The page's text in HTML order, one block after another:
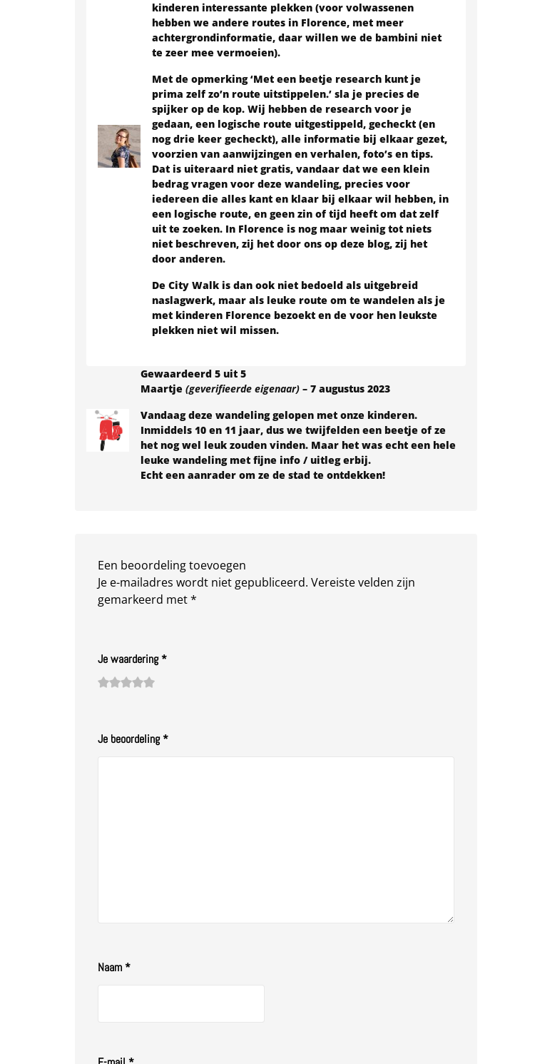
kinderen interessante plekken (voor volwassenen
hebben we andere routes in Florence, met meer
achtergrondinformatie, daar willen we de bambini niet
te zeer mee vermoeien).
Met de opmerking ‘Met een beetje research kunt je
prima zelf zo’n route uitstippelen.’ sla je precies de
spijker op de kop. Wij hebben de research voor je
gedaan, een logische route uitgestippeld, gecheckt (en
nog drie keer gecheckt), alle informatie bij elkaar gezet,
voorzien van aanwijzingen en verhalen, foto’s en tips.
Dat is uiteraard niet gratis, vandaar dat we een klein
bedrag vragen voor deze wandeling, precies voor
iedereen die alles kant en klaar bij elkaar wil hebben, in
een logische route, en geen zin of tijd heeft om dat zelf
uit te zoeken. In Florence is nog maar weinig tot niets
niet beschreven, zij het door ons op deze blog, zij het
door anderen.
De City Walk is dan ook niet bedoeld als uitgebreid
naslagwerk, maar als leuke route om te wandelen als je
met kinderen Florence bezoekt en de voor hen leukste
plekken niet wil missen.
Gewaardeerd 5uit 5
Maartje (geverifieerde eigenaar) – 7 augustus 2023
Vandaag deze wandeling gelopen met onze kinderen.
Inmiddels 10 en 11 jaar, dus we twijfelden een beetje of ze
het nog wel leuk zouden vinden. Maar het was echt een hele
leuke wandeling met fijne info / uitleg erbij.
Echt een aanrader om ze de stad te ontdekken!
Een beoordeling toevoegen
Je e-mailadres wordt niet gepubliceerd. Vereiste velden zijn
gemarkeerd met*
Je waardering*
de
5
de 5
sterren
sterren
sterren
Je beoordeling*
Naam *